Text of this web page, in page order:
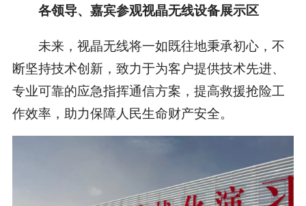
各领导、嘉宾参观视晶无线设备展示区
未来，视晶无线将一如既往地秉承初心，不
断坚持技术创新，致力于为客户提供技术先进、
专业可靠的应急指挥通信方案，提高救援抢险工
作效率，助力保障人民生命财产安全。